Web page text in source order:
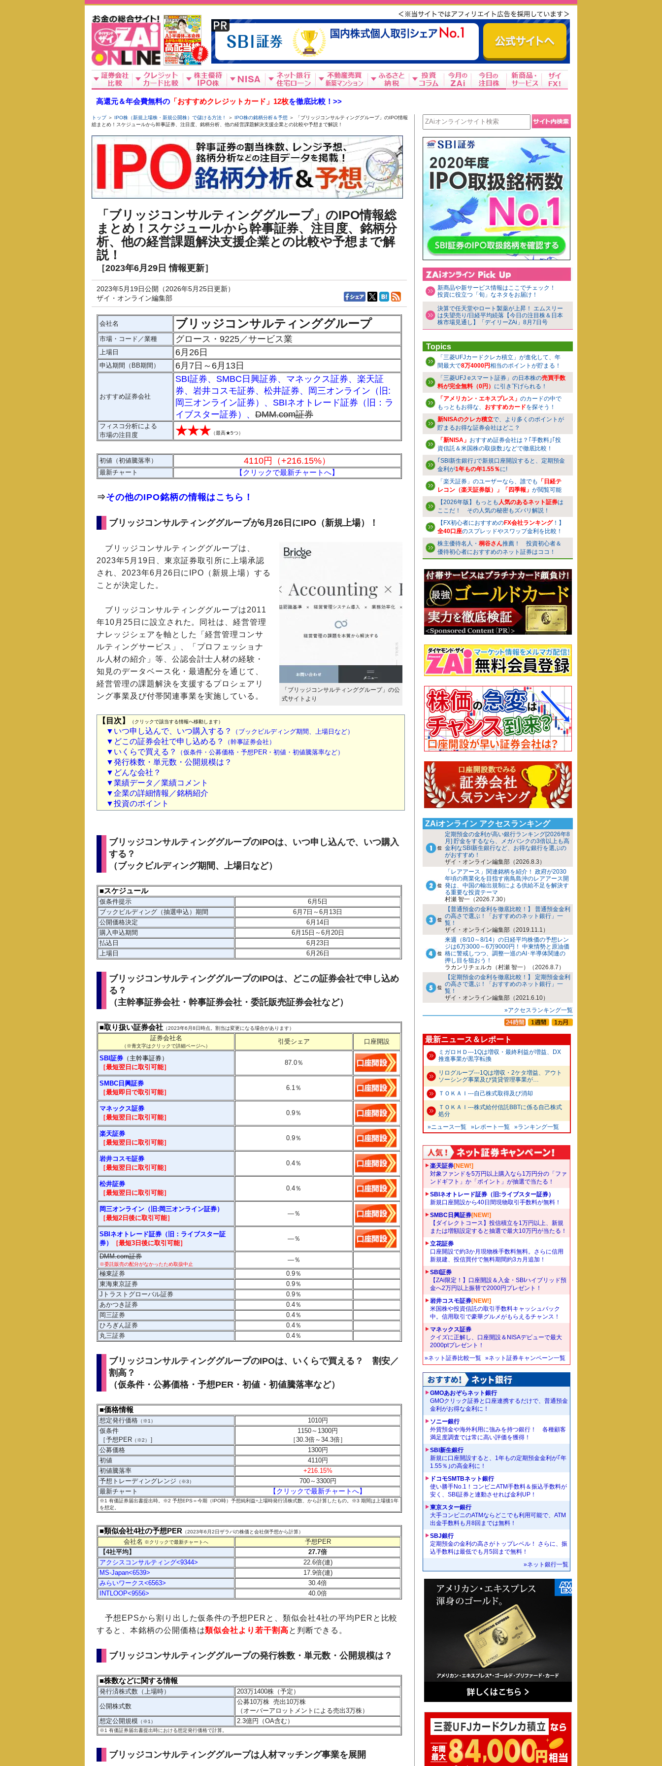
高還元＆年会費無料の 「おすすめクレジットカード」12枚を徹底比較！>>
トップ＞ IPO株（新規上場株・新規公開株）で儲ける方法！ ＞ IPO株の銘柄分析＆予想 ＞ 「ブリッジコンサルティンググループ」のIPO情報
総まとめ！スケジュールから幹事証券、注目度、銘柄分析、他の経営課題解決支援企業との比較や予想まで解説！
「ブリッジコンサルティンググループ」のIPO情報総
まとめ！スケジュールから幹事証券、注目度、銘柄分
析、他の経営課題解決支援企業との比較や予想まで解
説！
［2023年6月29日 情報更新］
2023年5月19日公開（2026年5月25日更新）
ザイ・オンライン編集部
会社名 ブリッジコンサルティンググループ
市場・コード／業種 グロース・9225／サービス業
上場日 6月26日
申込期間（BB期間） 6月7日～6月13日
おすすめ証券会社
SBI証券、 SMBC日興証券、 マネックス証券、 楽天証
券、 岩井コスモ証券、 松井証券、 岡三オンライン（旧:
岡三オンライン証券） 、 SBIネオトレード証券（旧：ラ
イブスター証券） 、 DMM.com証券
フィスコ分析による
市場の注目度
★★★ （最高★5つ）
初値（初値騰落率） 4110円（+216.15%）
最新チャート 【クリックで最新チャートへ】
⇒その他のIPO銘柄の情報はこちら！
ブリッジコンサルティンググループが6月26日にIPO（新規上場）！
「ブリッジコンサルティンググループ」の公
式サイトより
ブリッジコンサルティンググループは、
2023年5月19日、東京証券取引所に上場承認
され、2023年6月26日にIPO（新規上場）する
ことが決定した。
ブリッジコンサルティンググループは2011
年10月25日に設立された。同社は、経営管理
ナレッジシェアを軸とした「経営管理コンサ
ルティングサービス」、「プロフェッショナ
ル人材の紹介」等、公認会計士人材の経験・
知見のデータベース化・最適配分を通じて、
経営管理の課題解決を支援するプロシェアリ
ング事業及び付帯関連事業を実施している。
【目次】 （クリックで該当する情報へ移動します）
▼いつ申し込んで、いつ購入する？ （ブックビルディング期間、上場日など）
▼どこの証券会社で申し込める？ （幹事証券会社）
▼いくらで買える？ （仮条件・公募価格・予想PER・初値・初値騰落率など）
▼発行株数・単元数・公開規模は？
▼どんな会社？
▼業績データ／業績コメント
▼企業の詳細情報／銘柄紹介
▼投資のポイント
ブリッジコンサルティンググループのIPOは、いつ申し込んで、いつ購入
する？
（ブックビルディング期間、上場日など）
■スケジュール
仮条件提示 6月5日
ブックビルディング（抽選申込）期間
6月7日～6月13日
公開価格決定
6月14日
購入申込期間
6月15日～6月20日
払込日
6月23日
上場日
6月26日
ブリッジコンサルティンググループのIPOは、どこの証券会社で申し込め
る？
（主幹事証券会社・幹事証券会社・委託販売証券会社など）
■取り扱い証券会社 （2023年6月8日時点。割当は変更になる場合があります）
証券会社名
（※青文字はクリックで詳細ページへ）
引受シェア 口座開設
SBI証券 （主幹事証券）
［最短翌日に取引可能］
87.0％
SMBC日興証券
［最短即日で取引可能］
6.1 ％
マネックス証券
［最短翌日に取引可能］
0.9％
楽天証券
［最短翌日に取引可能］
0.9％
岩井コスモ証券
［最短翌日に取引可能］
0.4％
松井証券
［最短翌日に取引可能］
0.4％
岡三オンライン（旧:岡三オンライン証券）
［最短2日後に取引可能］
―％
SBIネオトレード証券（旧：ライブスター証
券）
［最短3日後に取引可能］
―％
DMM.com証券
※委託販売の配分がなかったため取扱中止
―％
極東証券
0.9％
東海東京証券
0.9％
Jトラストグローバル証券
0.9％
あかつき証券
0.4％
岡三証券
0.4％
ひろぎん証券
0.4％
丸三証券
0.4％
ブリッジコンサルティンググループのIPOは、いくらで買える？ 割安／
割高？
（仮条件・公募価格・予想PER・初値・初値騰落率など）
■価格情報
想定発行価格 （※1） 1010円
仮条件
［予想PER （※2） ］
1150～1300円
［30.3倍～34.3倍］
公募価格
1300円
初値
4110円
初値騰落率
+216.15%
予想トレーディングレンジ （※3） 700～3300円
最新チャート
【クリックで最新チャートへ】
※1 有価証券届出書提出時。※2 予想EPS＝今期（IPO時）予想純利益÷上場時発行済株式数、から計算したもの。 ※3 期間は上場後1年
を想定。
■類似会社4社の予想PER （2023年6月2日ザラバの株価と会社側予想から計算）
会社名 ※クリックで最新チャートへ
予想PER
【4社平均】
27.7倍
アクシスコンサルティング<9344>
22.6倍(連)
MS-Japan<6539>
17.9倍(連)
みらいワークス<6563>
30.4倍
INTLOOP<9556>
40.0倍
予想EPSから割り出した仮条件の予想PERと、類似会社4社の平均PERと比較
すると、本銘柄の公開価格は類似会社より若干割高と判断できる。
ブリッジコンサルティンググループの発行株数・単元数・公開規模は？
■株数などに関する情報
発行済株式数（上場時）
203万1400株（予定）
公開株式数
公募10万株 売出10万株
（オーバーアロットメントによる売出3万株）
想定公開規模 （※1） 2.3億円（OA含む）
※1 有価証券届出書提出時における想定発行価格で計算。
ブリッジコンサルティンググループは人材マッチング事業を展開
新商品や新サービス情報はここでチェック！
投資に役立つ「旬」なネタをお届け！
決算で任天堂やロート製薬が上昇！ エムスリー
は失望売り/日経平均続落【今日の注目株＆日本
株市場見通し】「デイリーZAi」8月7日号
Topics
「三菱UFJカードクレカ積立」が進化して、年
間最大で8万4000円相当のポイントが貯まる！
「三菱UFJ eスマート証券」の日本株の売買手数
料が完全無料（0円） に引き下げられる！
「アメリカン・エキスプレス」 のカードの中で
もっともお得な、 おすすめカードを探そう！
新NISAのクレカ積立で、より多くのポイントが
貯まるお得な証券会社はどこ？
「新NISA」 おすすめ証券会社は？｢手数料｣｢投
資信託＆米国株の取扱数｣などで徹底比較！
｢SBI新生銀行｣で新規口座開設すると、定期預金
金利が1年もの年1.55％に!
「楽天証券」のユーザーなら、誰でも
「日経テ
レコン（楽天証券版）」「四季報」 が閲覧可能
【2026年版】もっとも 人気のあるネット証券は
ここだ！ その人気の秘密もズバリ解説！
【FX初心者におすすめのFX会社ランキング！】
全40口座のスプレッドやスワップ金利を比較！
株主優待名人・ 桐谷さん推薦！ 投資初心者＆
優待初心者におすすめのネット証券はココ！
ZAiオンライン アクセスランキング
定期預金の金利が高い銀行ランキング[2026年8
月] 貯金をするなら、メガバンクの3倍以上も高
金利なSBI新生銀行など、お得な銀行を選ぶの
がおすすめ！
ザイ・オンライン編集部（2026.8.3）
「レアアース」関連銘柄を紹介！ 政府が2030
年頃の商業化を目指す南鳥島沖のレアアース開
発は、中国の輸出規制による供給不足を解決す
る重要な投資テーマ
村瀬 智一（2026.7.30）
【普通預金の金利を徹底比較！】 普通預金金利
の高さで選ぶ！「おすすめのネット銀行」一
覧！
ザイ・オンライン編集部（2019.11.1）
来週（8/10～8/14）の日経平均株価の予想レン
ジは6万3000～6万9000円！ 中東情勢と原油価
格に警戒しつつ、調整一巡のAI･半導体関連の
押し目を狙おう！
ラカンリチェルカ（村瀬 智一）（2026.8.7）
【定期預金の金利を徹底比較！】 定期預金金利
の高さで選ぶ！「おすすめのネット銀行」一
覧！
ザイ・オンライン編集部（2021.6.10）
»アクセスランキング一覧
最新ニュース＆レポート
ミガロＨＤ---1Qは増収・最終利益が増益、DX
推進事業が黒字転換
リログループ---1Qは増収・2ケタ増益、アウト
ソーシング事業及び賃貸管理事業が…
ＴＯＫＡＩ---自己株式取得及び消却
ＴＯＫＡＩ---株式給付信託BBTに係る自己株式
処分
»ニュース一覧
»レポート一覧 »ランキング一覧
楽天証券[NEW!]
対象ファンドを5万円以上購入なら1万円分の「ファ
ンドギフト」か「ポイント」が抽選で当たる！
SBIネオトレード証券（旧:ライブスター証券）
新規口座開設から40日間現物取引手数料が無料！
SMBC日興証券[NEW!]
【ダイレクトコース】投信積立を1万円以上、新規
または増額設定すると抽選で最大10万円が当たる！
立花証券
口座開設で約3か月現物株手数料無料。さらに信用
新規建、投信買付で無料期間約3カ月追加！
SBI証券
【ZAi限定！】口座開設＆入金・SBIハイブリッド預
金へ2万円以上振替で2000円プレゼント！
岩井コスモ証券[NEW!]
米国株や投資信託の取引手数料キャッシュバック
中。信用取引で豪華グルメがもらえるチャンス！
マネックス証券
クイズに正解し、口座開設＆NISAデビューで最大
2000ptプレゼント！
»ネット証券比較一覧 »ネット証券キャンペーン一覧
GMOあおぞらネット銀行
GMOクリック証券と口座連携するだけで、普通預金
金利がお得な金利に！
ソニー銀行
外貨預金や海外利用に強みを持つ銀行！ 各種顧客
満足度調査では常に高い評価を獲得！
SBI新生銀行
新規に口座開設すると、1年もの定期預金金利が｢年
1.55％｣の高金利に！
ドコモSMTBネット銀行
使い勝手No.1！コンビニATM手数料＆振込手数料が
安く、SBI証券と連動させれば金利UP！
東京スター銀行
大手コンビニのATMならどこでも利用可能で、ATM
出金手数料も月8回までは無料！
SBJ銀行
定期預金の金利の高さがトップレベル！ さらに、振
込手数料は最低でも月5回まで無料！
»ネット銀行一覧